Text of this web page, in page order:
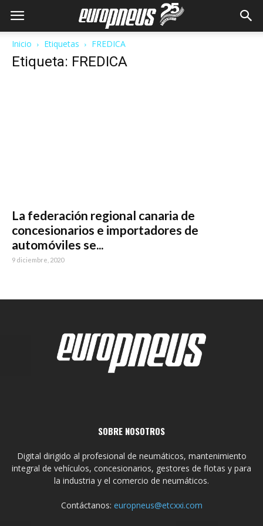
Inicio Etiquetas FREDICA
Etiqueta: FREDICA
La federación regional canaria de
concesionarios e importadores de
automóviles se...
9 diciembre, 2020
SOBRE NOSOTROS
Digital dirigido al profesional de neumáticos, mantenimiento
integral de vehículos, concesionarios, gestores de flotas y para
la industria y el comercio de neumáticos.
Contáctanos: europneus@etcxxi.com